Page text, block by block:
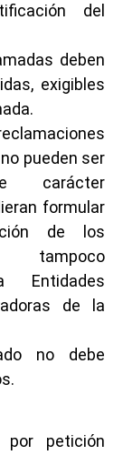
del
deben
exigibles
pueden ser
carácter
formular
de los
tampoco
Entidades
de la
no debe
por petición